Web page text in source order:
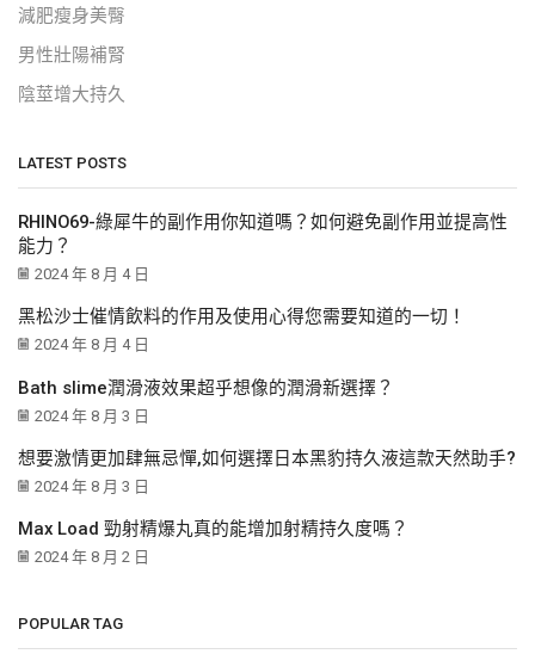
減肥瘦身美臀
男性壯陽補腎
陰莖增大持久
LATEST POSTS
RHINO69-綠犀牛的副作用你知道嗎？如何避免副作用並提高性
能力？
2024 年 8 月 4 日
黑松沙士催情飲料的作用及使用心得您需要知道的一切！
2024 年 8 月 4 日
Bath slime潤滑液效果超乎想像的潤滑新選擇？
2024 年 8 月 3 日
想要激情更加肆無忌憚,如何選擇日本黑豹持久液這款天然助手?
2024 年 8 月 3 日
Max Load 勁射精爆丸真的能增加射精持久度嗎？
2024 年 8 月 2 日
POPULAR TAG